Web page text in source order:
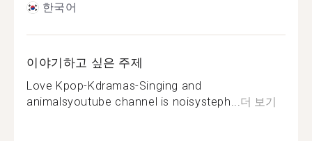
한국어
이야기하고 싶은 주제
Love Kpop-Kdramas-Singing and
animalsyoutube channel is noisysteph...더 보기